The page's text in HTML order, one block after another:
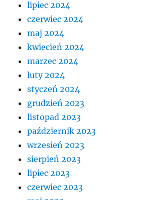
lipiec 2024
czerwiec 2024
maj 2024
kwiecień 2024
marzec 2024
luty 2024
styczeń 2024
grudzień 2023
listopad 2023
październik 2023
wrzesień 2023
sierpień 2023
lipiec 2023
czerwiec 2023